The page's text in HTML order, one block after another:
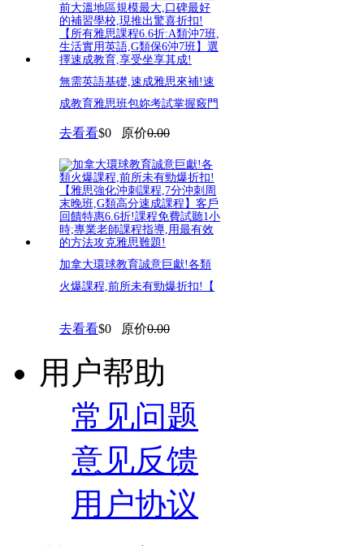
無需英語基礎,速成雅思來補!速
成教育雅思班包妳考試掌握竅門
去看看$0 原价0.00
加拿大環球教育誠意巨獻!各類
火爆課程,前所未有勁爆折扣!【
去看看$0 原价0.00
用户帮助
常见问题
意见反馈
用户协议